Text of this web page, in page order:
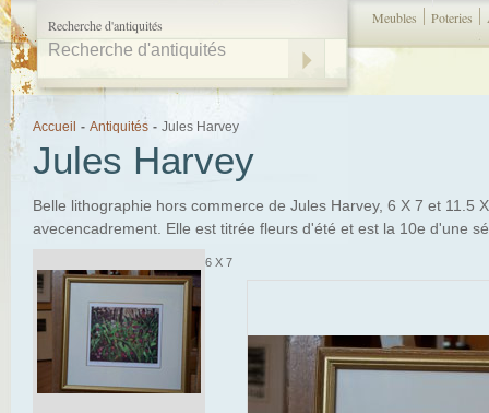
Recherche d'antiquités Meubles Poteries
Accueil - Antiquités - Jules Harvey
Jules Harvey
Belle lithographie hors commerce de Jules Harvey, 6 X 7 et 11.5
avecencadrement. Elle est titrée fleurs d'été et est la 10e d'une
6 X 7